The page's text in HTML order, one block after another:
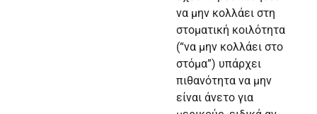
να μην κολλάει στη
στοματική κοιλότητα
(“να μην κολλάει στο
στόμα”) υπάρχει
πιθανότητα να μην
είναι άνετο για